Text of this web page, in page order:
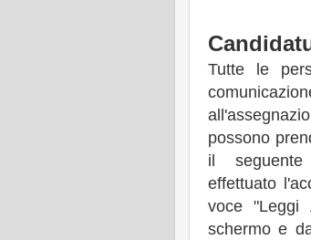
Tutte le
possono
il
effettuato
voce "Leggi
schermo e